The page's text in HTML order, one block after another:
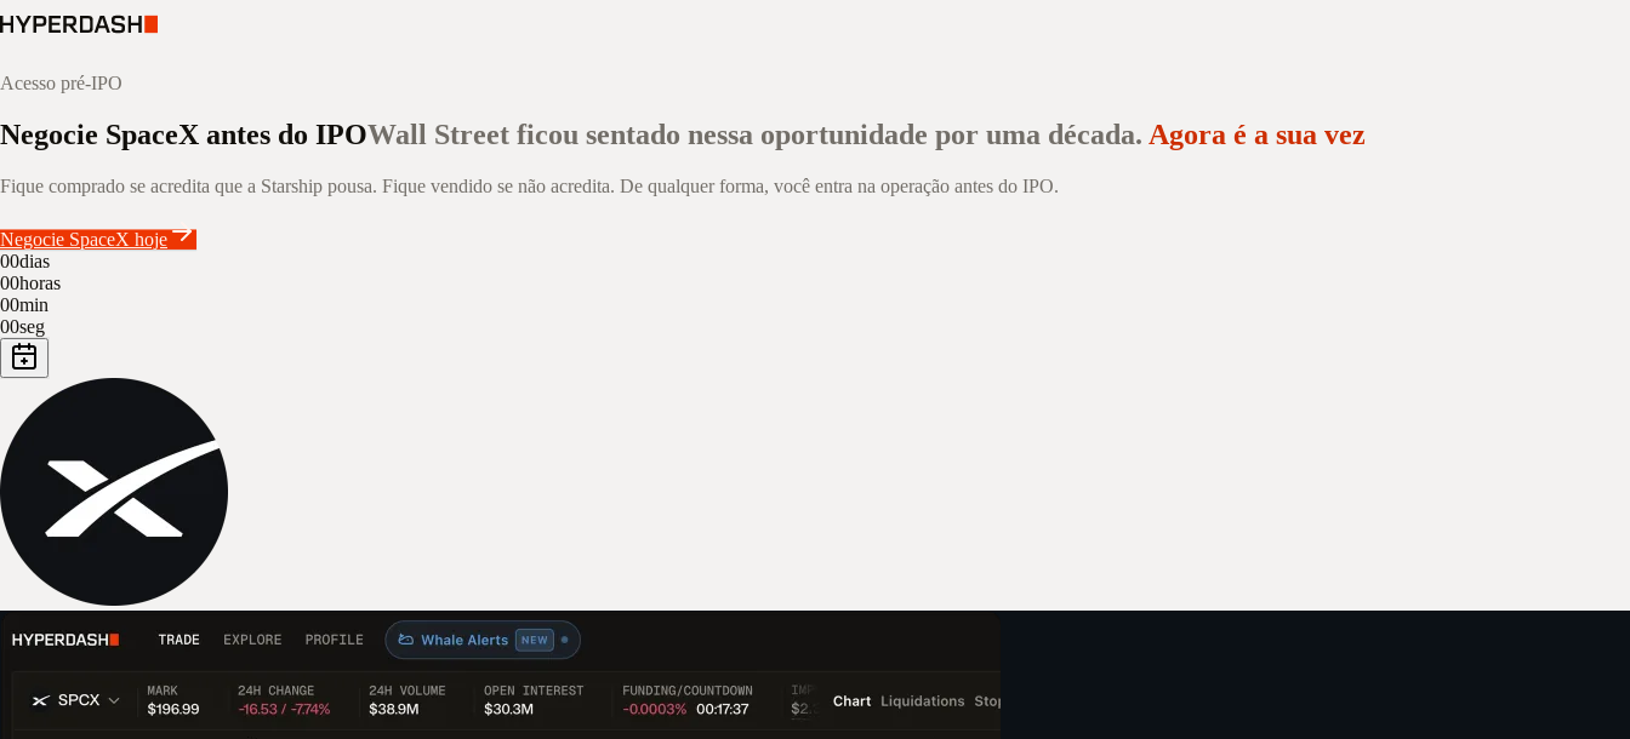
Acesso pré-IPO
Negocie SpaceX antes do IPOWall Street ficou sentado nessa oportunidade por uma década. Agora é a sua vez
Fique comprado se acredita que a Starship pousa. Fique vendido se não acredita. De qualquer forma, você entra na operação antes do IPO.
Negocie SpaceX hoje
00dias
00horas
00min
00seg